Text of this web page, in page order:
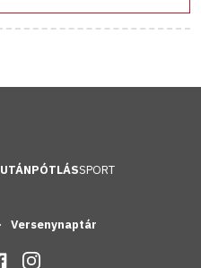
UTÁNPÓTLÁSSPORT
Versenynaptár